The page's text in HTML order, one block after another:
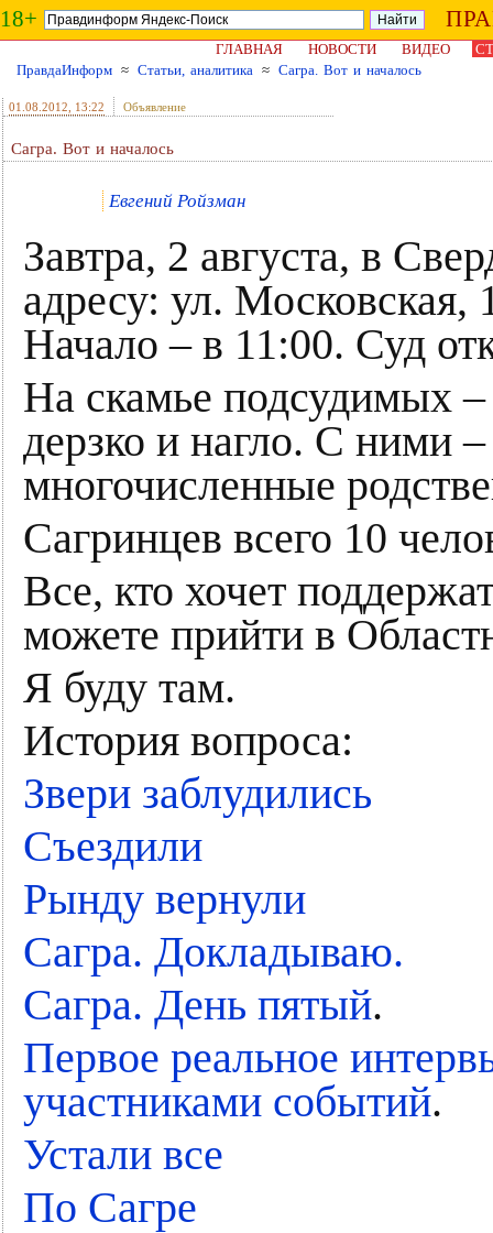
18+
ГЛАВНАЯ НОВОСТИ ВИДЕО
ПравдаИнформ ≈ Статьи, аналитика ≈ Сагра. Вот и началось
01.08.2012 , 13:22 Объявление
Сагра. Вот и началось
Евгений Ройзман
Завтра, 2 августа, в
адресу: ул. Московская,
Начало – в 11:00. Суд
На скамье подсудимых –
дерзко и нагло. С ними
многочисленные
Сагринцев всего 10
Все, кто хочет
можете прийти в
Я буду там.
История вопроса:
Звери заблудились
Съездили
Рынду вернули
Сагра. Докладываю.
Сагра. День пятый.
Первое реальное
участниками событий.
Устали все
По Сагре